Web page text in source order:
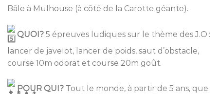
Bâle à Mulhouse (à côté de la Carotte géante).
QUOI? 5 épreuves ludiques sur le thème des J.O.:
lancer de javelot, lancer de poids, saut d’obstacle,
course 10m odorat et course 20m goût.
POUR QUI? Tout le monde, à partir de 5 ans, que